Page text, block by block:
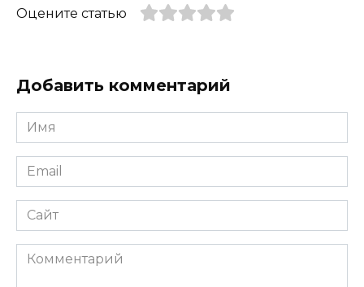
Оцените статью
Добавить комментарий
Имя
*
Email
*
Сайт
Комментарий